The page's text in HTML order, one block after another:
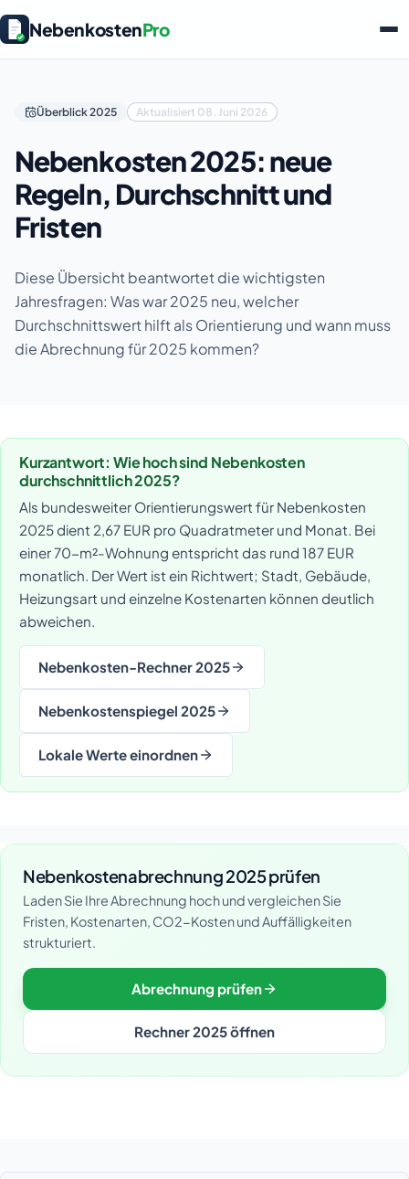
NebenkostenPro
Überblick 2025 Aktualisiert 08. Juni 2026
Nebenkosten 2025: neue
Regeln, Durchschnitt und
Fristen
Diese Übersicht beantwortet die wichtigsten
Jahresfragen: Was war 2025 neu, welcher
Durchschnittswert hilft als Orientierung und wann muss
die Abrechnung für 2025 kommen?
Kurzantwort: Wie hoch sind Nebenkosten
durchschnittlich 2025?
Als bundesweiter Orientierungswert für Nebenkosten
2025 dient 2,67 EUR pro Quadratmeter und Monat. Bei
einer 70-m²-Wohnung entspricht das rund 187 EUR
monatlich. Der Wert ist ein Richtwert; Stadt, Gebäude,
Heizungsart und einzelne Kostenarten können deutlich
abweichen.
Nebenkosten-Rechner 2025
Nebenkostenspiegel 2025
Lokale Werte einordnen
Nebenkostenabrechnung 2025 prüfen
Laden Sie Ihre Abrechnung hoch und vergleichen Sie
Fristen, Kostenarten, CO2-Kosten und Auffälligkeiten
strukturiert.
Abrechnung prüfen
Rechner 2025 öffnen